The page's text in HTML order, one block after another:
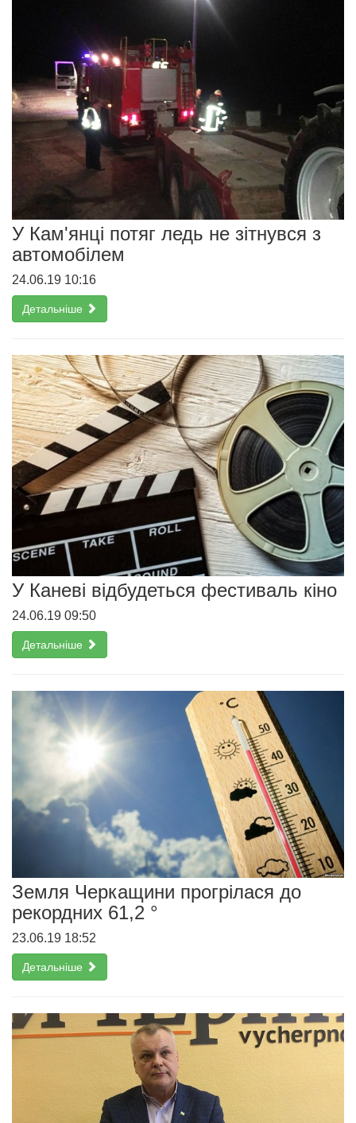
У Кам'янці потяг ледь не зітнувся з
автомобілем
24.06.19 10:16
Детальніше
У Каневі відбудеться фестиваль кіно
24.06.19 09:50
Детальніше
Земля Черкащини прогрілася до
рекордних 61,2 °
23.06.19 18:52
Детальніше